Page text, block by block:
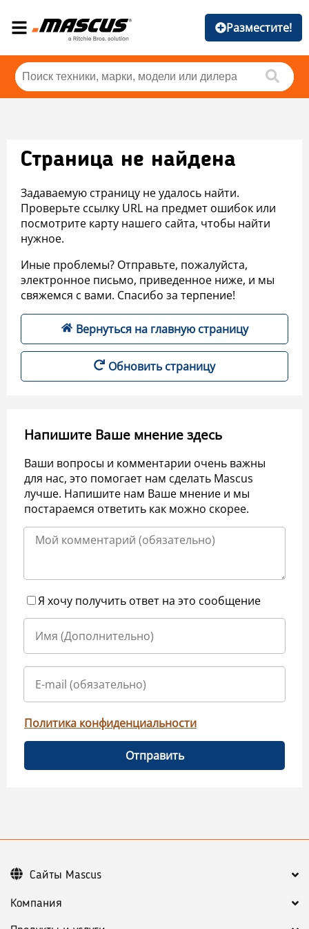
Разместите!
Страница не найдена
Задаваемую страницу не удалось найти.
Проверьте ссылку URL на предмет ошибок или
посмотрите карту нашего сайта, чтобы найти
нужное.
Иные проблемы? Отправьте, пожалуйста,
электронное письмо, приведенное ниже, и мы
свяжемся с вами. Спасибо за терпение!
Вернуться на главную страницу
Обновить страницу
Напишите Ваше мнение здесь
Ваши вопросы и комментарии очень важны
для нас, это помогает нам сделать Mascus
лучше. Напишите нам Ваше мнение и мы
постараемся ответить как можно скорее.
Я хочу получить ответ на это сообщение
Политика конфиденциальности
Отправить
Компания
Сайты Mascus